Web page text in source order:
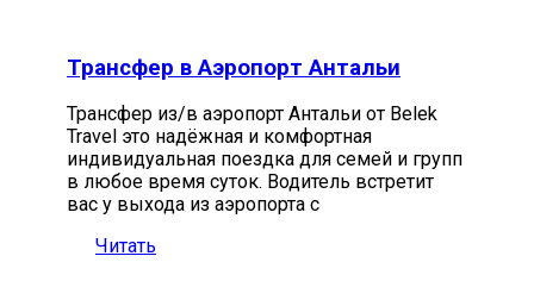
Трансфер в Аэропорт Антальи
Трансфер из/в аэропорт Антальи от Belek
Travel это надёжная и комфортная
индивидуальная поездка для семей и групп
в любое время суток. Водитель встретит
вас у выхода из аэропорта с
Читать